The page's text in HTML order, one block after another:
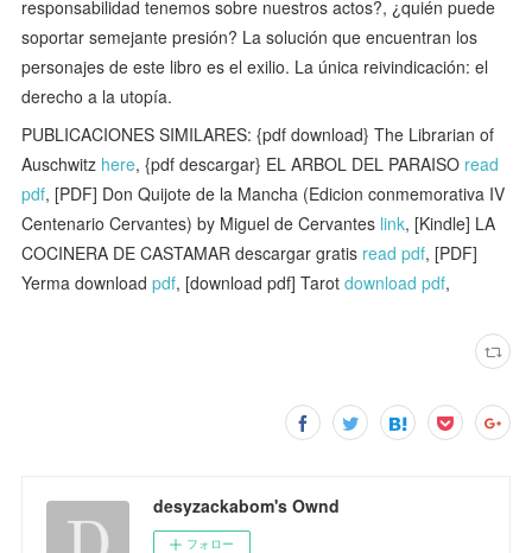
responsabilidad tenemos sobre nuestros actos?, ¿quién puede
soportar semejante presión? La solución que encuentran los
personajes de este libro es el exilio. La única reivindicación: el
derecho a la utopía.
PUBLICACIONES SIMILARES: {pdf download} The Librarian of
Auschwitz here, {pdf descargar} EL ARBOL DEL PARAISO read
pdf, [PDF] Don Quijote de la Mancha (Edicion conmemorativa IV
Centenario Cervantes) by Miguel de Cervantes link, [Kindle] LA
COCINERA DE CASTAMAR descargar gratis read pdf, [PDF]
Yerma downloadpdf, [download pdf] Tarotdownload pdf,
desyzackabom's Ownd
フォロー